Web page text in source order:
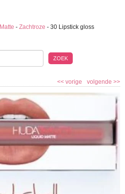
Matte - Zachtroze - 30 Lipstick gloss
ZOEK
volgende >>
<< vorige